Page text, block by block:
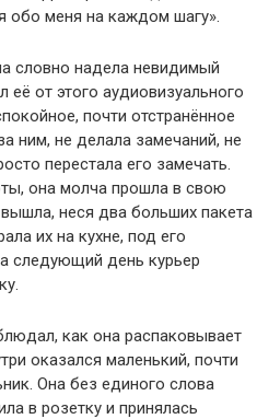
обо меня на каждом шагу».
словно надела невидимый
от этого аудиовизуального
почти отстранённое
ним, не делала замечаний, не
перестала его замечать.
она молча прошла в свою
неся два больших пакета
их на кухне, под его
следующий день курьер
как она распаковывает
оказался маленький, почти
Она без единого слова
в розетку и принялась